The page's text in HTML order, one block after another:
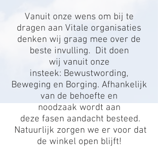
Vanuit onze wens om bij te
dragen aan Vitale organisaties
denken wij graag mee over de
beste invulling. Dit doen
wij vanuit onze
insteek: Bewustwording,
Beweging en Borging. Afhankelijk
van de behoefte en
noodzaak wordt aan
deze fasen aandacht besteed.
Natuurlijk zorgen we er voor dat
de winkel open blijft!